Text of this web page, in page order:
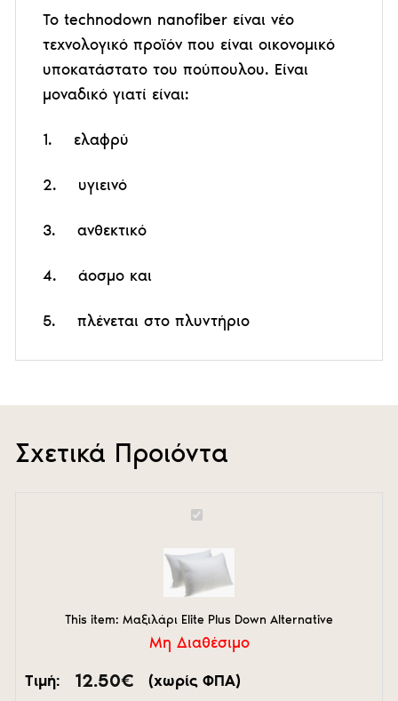
Το technodown nanofiber είναι νέο
τεχνολογικό προϊόν που είναι οικονομικό
υποκατάστατο του πούπουλου. Είναι
μοναδικό γιατί είναι:
1. ελαφρύ
2. υγιεινό
3. ανθεκτικό
4. άοσμο και
5. πλένεται στο πλυντήριο
Σχετικά Προιόντα
This item: Μαξιλάρι Elite Plus Down Alternative
Μη Διαθέσιμο
Τιμή:
12.50€ (χωρίς ΦΠΑ)